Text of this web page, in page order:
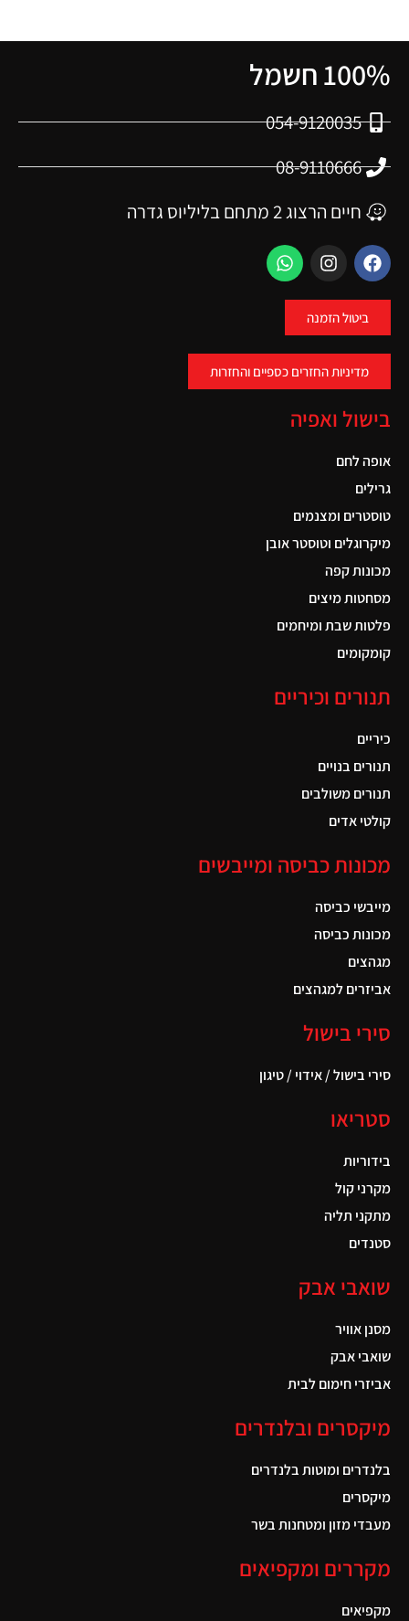
100% חשמל
054-9120035
08-9110666
חיים הרצוג 2 מתחם בליליוס גדרה
ביטול הזמנה
מדיניות החזרים כספיים והחזרות
בישול ואפיה
אופה לחם
גרילים
טוסטרים ומצנמים
מיקרוגלים וטוסטר אובן
מכונות קפה
מסחטות מיצים
פלטות שבת ומיחמים
קומקומים
תנורים וכיריים
כיריים
תנורים בנויים
תנורים משולבים
קולטי אדים
מכונות כביסה ומייבשים
מייבשי כביסה
מכונות כביסה
מגהצים
אביזרים למגהצים
סירי בישול
סירי בישול / אידוי / טיגון
סטריאו
בידוריות
מקרני קול
מתקני תליה
סטנדים
שואבי אבק
מסנן אוויר
שואבי אבק
אביזרי חימום לבית
מיקסרים ובלנדרים
בלנדרים ומוטות בלנדרים
מיקסרים
מעבדי מזון ומטחנות בשר
מקררים ומקפיאים
מקפיאים